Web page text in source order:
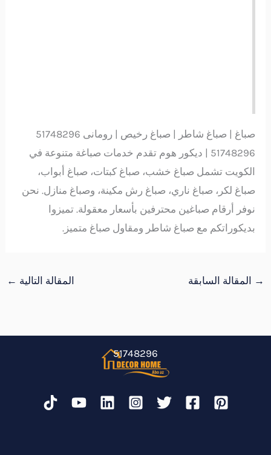
صباغ | صباغ شاطر | صباغ رخيص | رومانى 51748296
51748296 | ديكور هوم تقدم خدمات صباغة متنوعة في
الكويت تشمل صباغ خشب، صباغ كبتات، صباغ أبواب،
صباغ لكر، صباغ ناري، صباغ رش مكينة، وصباغ منازل. نحن
نوفر أرقام صباغين محترفين بأسعار معقولة. تميزوا
بديكوراتكم مع صباغ شاطر ومقاول صباغ متميز.
→ المقالة السابقة المقالة التالية ←
51748296